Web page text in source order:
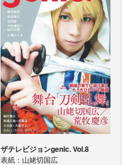
ザテレビジョンgenic. Vol.8
表紙：山姥切国広